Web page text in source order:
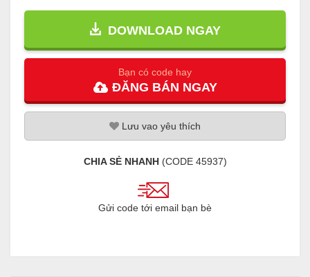
DOWNLOAD NGAY
Bạn có code hay
ĐĂNG BÁN NGAY
Lưu vao yêu thích
CHIA SẺ NHANH(CODE 45937)
Gửi code tới email bạn bè